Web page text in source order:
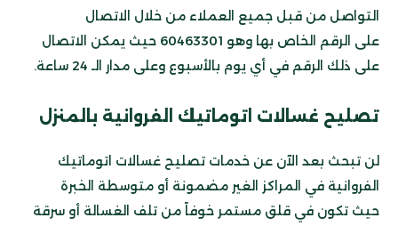
التواصل من قبل جميع العملاء من خلال الاتصال
على الرقم الخاص بها وهو 60463301 حيث يمكن الاتصال
على ذلك الرقم في أي يوم بالأسبوع وعلى مدار الـ 24 ساعة.
تصليح غسالات اتوماتيك الفروانية بالمنزل
لن تبحث بعد الآن عن خدمات تصليح غسالات اتوماتيك
الفروانية في المراكز الغير مضمونة أو متوسطة الخبرة
حيث تكون في قلق مستمر خوفاً من تلف الغسالة أو سرقة